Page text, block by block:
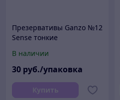
Презервативы Ganzo №12
Sense тонкие
В наличии
30 руб./упаковка
Купить